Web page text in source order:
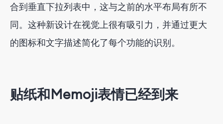
合到垂直下拉列表中，这与之前的水平布局有所不
同。这种新设计在视觉上很有吸引力，并通过更大
的图标和文字描述简化了每个功能的识别。
贴纸和Memoji表情已经到来